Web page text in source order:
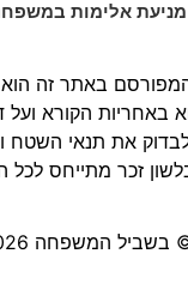
מניעת אלימות
באתר זה
באחריות הקורא ועל
את תנאי השטח
זכר מתייחס לכל
בשביל המשפחה 2026